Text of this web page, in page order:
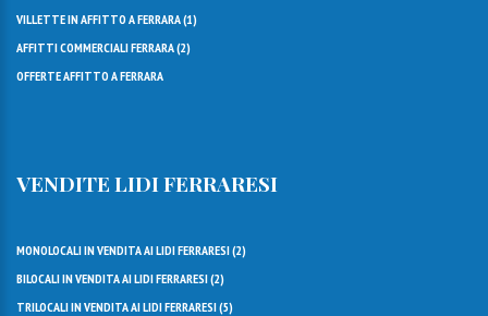
VILLETTE IN AFFITTO A FERRARA (1)
AFFITTI COMMERCIALI FERRARA (2)
OFFERTE AFFITTO A FERRARA
VENDITE LIDI FERRARESI
MONOLOCALI IN VENDITA AI LIDI FERRARESI (2)
BILOCALI IN VENDITA AI LIDI FERRARESI (2)
TRILOCALI IN VENDITA AI LIDI FERRARESI (5)